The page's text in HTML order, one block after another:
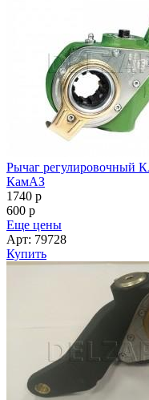
Рычаг регулировочный
КамАЗ
1740 p
600 p
Еще цены
Арт: 79728
Купить